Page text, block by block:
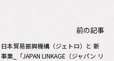
前の記事
日本貿易振興機構（ジェトロ）と 新
事業_「JAPAN LINKAGE（ジャパン リ